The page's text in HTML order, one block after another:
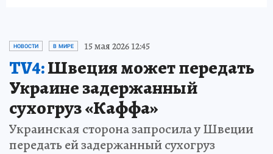
НОВОСТИ В МИРЕ 15 мая 2026 12:45
TV4:Швеция может передать
Украине задержанный
сухогруз «Каффа»
Украинская сторона запросила у Швеции
передать ей задержанный сухогруз